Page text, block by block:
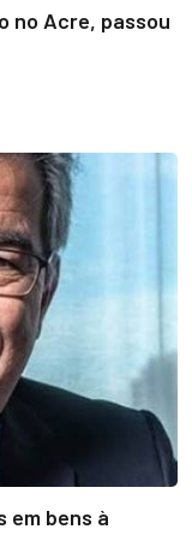
no Acre, passou
em bens à